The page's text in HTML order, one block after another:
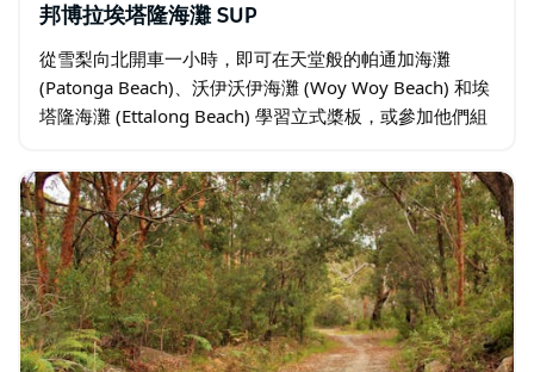
邦博拉埃塔隆海灘 SUP
從雪梨向北開車一小時，即可在天堂般的帕通加海灘
(Patonga Beach)、沃伊沃伊海灘 (Woy Woy Beach) 和埃
塔隆海灘 (Ettalong Beach) 學習立式槳板，或參加他們組